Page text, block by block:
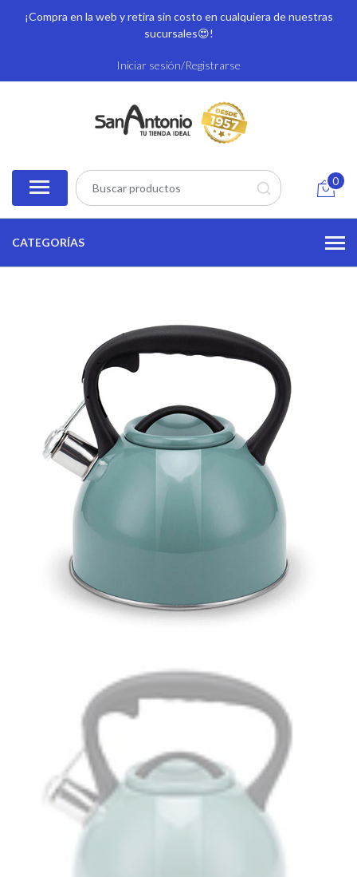
¡Compra en la web y retira sin costo en cualquiera de nuestras
sucursales😍!
Iniciar sesión/Registrarse
0
CATEGORÍAS